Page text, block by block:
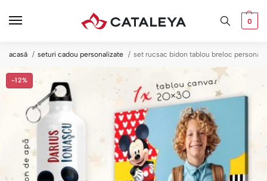
0
acasă seturi cadou personalizate set rucsac bidon tablou breloc
-12%